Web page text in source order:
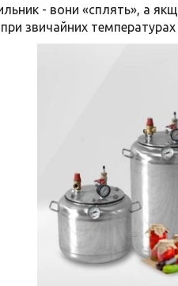
- вони «сплять», а
при звичайних